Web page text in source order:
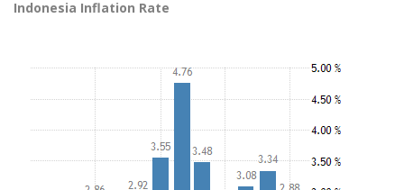
Indonesia Inflation Rate